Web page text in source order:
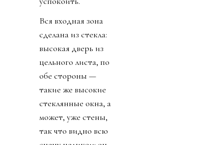
Источник изображения Esquire
Собаки пытаются
вырваться наружу:
просовывают между